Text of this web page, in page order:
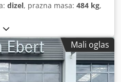
dizel, prazna masa: 484 kg,
Mali oglas